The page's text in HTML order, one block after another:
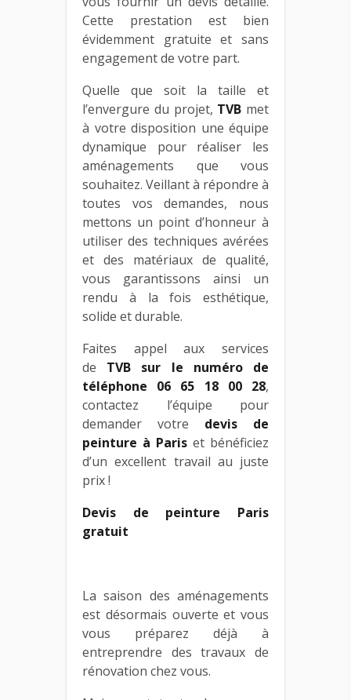
Cette prestation est bien
évidemment gratuite et sans
engagement de votre part.
Quelle que soit la taille et
l’envergure du projet, TVB met
à votre disposition une équipe
dynamique pour réaliser les
aménagements que vous
souhaitez. Veillant à répondre à
toutes vos demandes, nous
mettons un point d’honneur à
utiliser des techniques avérées
et des matériaux de qualité,
vous garantissons ainsi un
rendu à la fois esthétique,
solide et durable.
Faites appel aux services
de TVB sur le numéro de
téléphone 06 65 18 00 28,
contactez l’équipe pour
demander votre devis de
peinture à Paris et bénéficiez
d’un excellent travail au juste
prix !
Devis de peinture Paris
gratuit
La saison des aménagements
est désormais ouverte et vous
vous préparez déjà à
entreprendre des travaux de
rénovation chez vous.